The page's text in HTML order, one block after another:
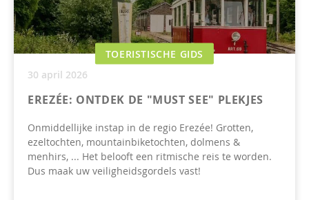
TOERISTISCHE GIDS
30 april 2026
EREZÉE: ONTDEK DE "MUST SEE" PLEKJES
Onmiddellijke instap in de regio Erezée! Grotten,
ezeltochten, mountainbiketochten, dolmens &
menhirs, ... Het belooft een ritmische reis te worden.
Dus maak uw veiligheidsgordels vast!